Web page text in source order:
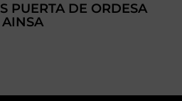
PUERTA DE ORDESA
AINSA